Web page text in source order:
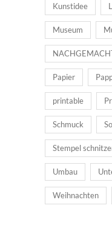
Kunstidee
Museum
Papier
printable
Schmuck
Stempel
Umbau
Weihnachten